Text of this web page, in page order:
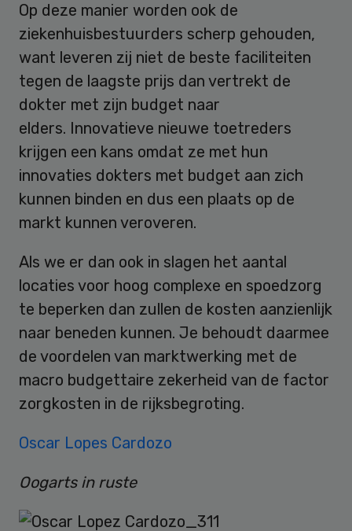
Op deze manier worden ook de
ziekenhuisbestuurders scherp gehouden,
want leveren zij niet de beste faciliteiten
tegen de laagste prijs dan vertrekt de
dokter met zijn budget naar
elders. Innovatieve nieuwe toetreders
krijgen een kans omdat ze met hun
innovaties dokters met budget aan zich
kunnen binden en dus een plaats op de
markt kunnen veroveren.
Als we er dan ook in slagen het aantal
locaties voor hoog complexe en spoedzorg
te beperken dan zullen de kosten aanzienlijk
naar beneden kunnen. Je behoudt daarmee
de voordelen van marktwerking met de
macro budgettaire zekerheid van de factor
zorgkosten in de rijksbegroting.
Oscar Lopes Cardozo
Oogarts in ruste